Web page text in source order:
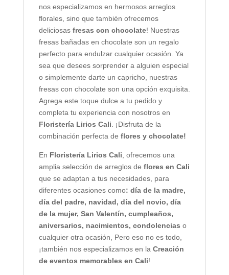
nos especializamos en hermosos arreglos
florales, sino que también ofrecemos
deliciosas fresas con chocolate! Nuestras
fresas bañadas en chocolate son un regalo
perfecto para endulzar cualquier ocasión. Ya
sea que desees sorprender a alguien especial
o simplemente darte un capricho, nuestras
fresas con chocolate son una opción exquisita.
Agrega este toque dulce a tu pedido y
completa tu experiencia con nosotros en
Floristería Lirios Cali. ¡Disfruta de la
combinación perfecta de flores y chocolate!
En Floristería Lirios Cali, ofrecemos una
amplia selección de arreglos de flores en Cali
que se adaptan a tus necesidades, para
diferentes ocasiones como: día de la madre,
día del padre, navidad, día del novio, día
de la mujer, San Valentín, cumpleaños,
aniversarios, nacimientos, condolencias o
cualquier otra ocasión, Pero eso no es todo,
¡también nos especializamos en la Creación
de eventos memorables en Cali!